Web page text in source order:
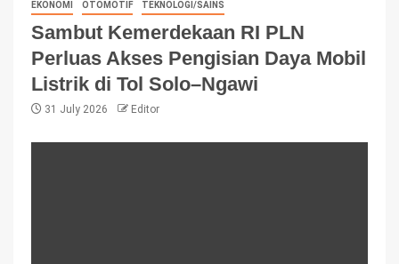
EKONOMI OTOMOTIF TEKNOLOGI/SAINS
Sambut Kemerdekaan RI PLN
Perluas Akses Pengisian Daya Mobil
Listrik di Tol Solo–Ngawi
31 July 2026 Editor